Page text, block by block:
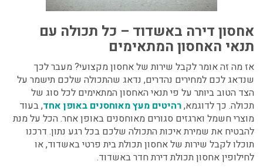
אחסון דירה באשדוד – כל תכולה עם
תנאי האחסון המתאימים
אז מה זה אומר לקבל שירות של אחסון מקצועי? מעבר לכך
שנדאג לכם למחירים נהדרים, נדאג שהתכולה שלכם תישמר על
הצד הטוב ביותר על פי תנאי האחסון המתאימים לכל סוג של
תכולה. כך לדוגמא,רהיטים מעץ מאוחסנים באופן אחד, בעוד
מוצרי חשמל וארגזים סגורים מאוחסנים באופן אחר. הכל על מנת
להבטיח את שמירת איכות התכולה שלכם בכל רגע נתון. דרכנו
תוכלו לקבל שירות שלאחסון תכולת בית פרטי באשדוד,או
לחילופין אחסון תכולת דירת חדר באשדוד.